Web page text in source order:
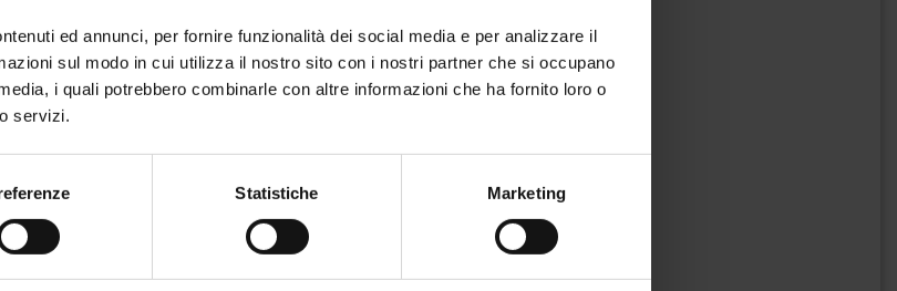
ed annunci, per fornire funzionalità dei social media e per analizzare il
sul modo in cui utilizza il nostro sito con i nostri partner che si occupano
i quali potrebbero combinarle con altre informazioni che ha fornito loro o
servizi.
Statistiche Marketing